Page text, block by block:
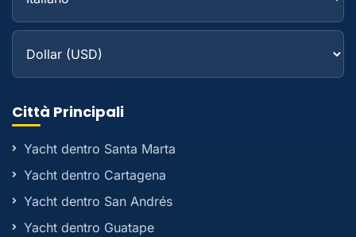
Città Principali
Yacht dentro Santa Marta
Yacht dentro Cartagena
Yacht dentro San Andrés
Yacht dentro Guatape